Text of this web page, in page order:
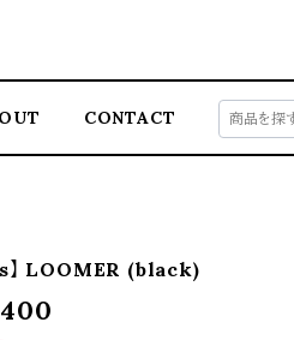
CONTACT
】 LOOMER (black)